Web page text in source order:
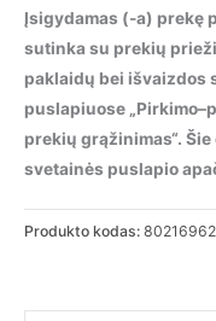
Pakabinamas
šviestuvas
LORD
SP1
TRASPARENTE,
263632
Įsigydamas (-a) prekę
sutinka su prekių
paklaidų bei išvaizdos
puslapiuose
prekių grąžinimas“.
svetainės puslapio
Produkto kodas: